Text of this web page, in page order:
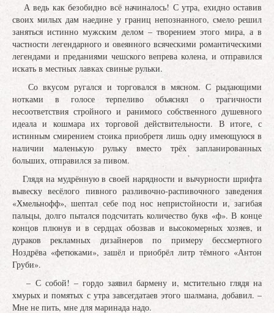
А ведь как безобидно всё начиналось! С утра, ехидно оставив
своих милых дам наедине у границ непознанного, смело решил
заняться истинно мужским делом – творением этого мира, а в
частности легендарного и овеянного всяческими романтическими
легендами и преданиями чешского вепрева колена, и отправился
искать в местных лавках свиные рульки.
Со вкусом ругался и торговался в мясном. С рыдающими
нотками в голосе терпеливо объяснял о трагичности
несоответствия стройного и ранимого собственного душевного
идеала и кошмара их торговой действительности. В итоге, с
истинным смирением стоика приобретя лишь одну имеющуюся в
наличии маленькую рульку вместо трёх запланированных
больших, отправился за пивом.
Глядя на мудрённую в своей нарядности и вычурности шрифта
вывеску весёлого пивного разливочно-распивочного заведения
«Хмельнофф», шептал себе под нос непристойности и, загибая
пальцы, долго пытался подсчитать количество букв «ф». В конце
концов плюнув и в сердцах обозвав и высокомерных хозяев, и
дураков рекламных дизайнеров по примеру бессмертного
Ноздрёва «фетюками», зашёл и приобрёл литр тёмного «Антон
Груби».
– С собой! – гордо заявил бармену и, мстительно глядя на
хмурых и помятых с утра завсегдатаев этого шалмана, добавил. –
Мне не пить, мне для маринада надо.